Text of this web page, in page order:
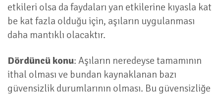
etkileri olsa da faydaları yan etkilerine kıyasla kat
be kat fazla olduğu için, aşıların uygulanması
daha mantıklı olacaktır.
Dördüncü konu: Aşıların neredeyse tamamının
ithal olması ve bundan kaynaklanan bazı
güvensizlik durumlarının olması. Bu güvensizliğe